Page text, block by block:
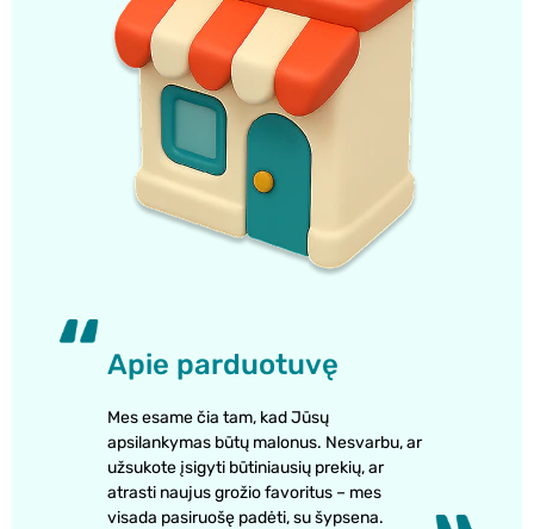
Apie parduotuvę
Mes esame čia tam, kad Jūsų
apsilankymas būtų malonus. Nesvarbu, ar
užsukote įsigyti būtiniausių prekių, ar
atrasti naujus grožio favoritus – mes
visada pasiruošę padėti, su šypsena.